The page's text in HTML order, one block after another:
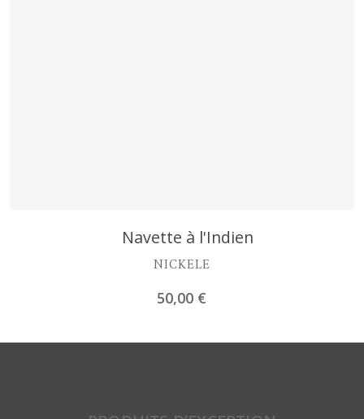
Découvrir
Navette à l'Indien
NICKELE
50,00 €